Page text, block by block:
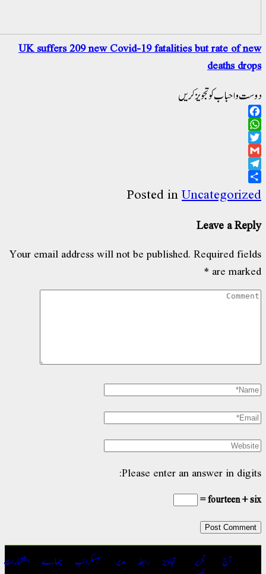
UK suffers 209 new Covid-19 fatalities
کریں
Posted in
Your email address will not be published.
Please enter an
تجاویز رابطہ
مدیر
سبسکرائب
ہمارے
اشتہارات